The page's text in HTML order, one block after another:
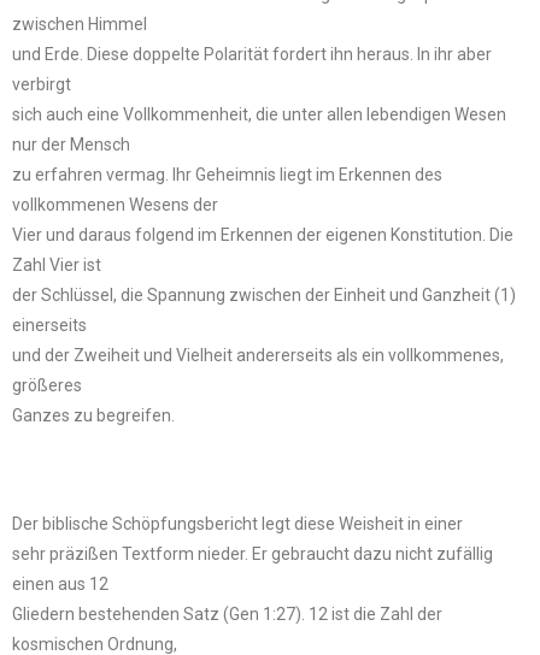
zwischen Himmel
und Erde. Diese doppelte Polarität fordert ihn heraus. In ihr aber
verbirgt
sich auch eine Vollkommenheit, die unter allen lebendigen Wesen
nur der Mensch
zu erfahren vermag. Ihr Geheimnis liegt im Erkennen des
vollkommenen Wesens der
Vier und daraus folgend im Erkennen der eigenen Konstitution. Die
Zahl Vier ist
der Schlüssel, die Spannung zwischen der Einheit und Ganzheit (1)
einerseits
und der Zweiheit und Vielheit andererseits als ein vollkommenes,
größeres
Ganzes zu begreifen.
Der biblische Schöpfungsbericht legt diese Weisheit in einer
sehr präzißen Textform nieder. Er gebraucht dazu nicht zufällig
einen aus 12
Gliedern bestehenden Satz (Gen 1:27). 12 ist die Zahl der
kosmischen Ordnung,